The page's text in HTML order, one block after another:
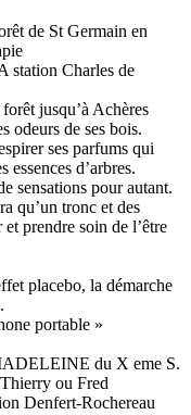
de St Germain en
station Charles de
jusqu’à Achères
odeurs de ses bois.
ses parfums qui
essences d’arbres.
sensations pour autant.
qu’un tronc et des
prendre soin de l’être
placebo, la démarche
portable »
du X eme S.
ou Fred
Denfert-Rochereau